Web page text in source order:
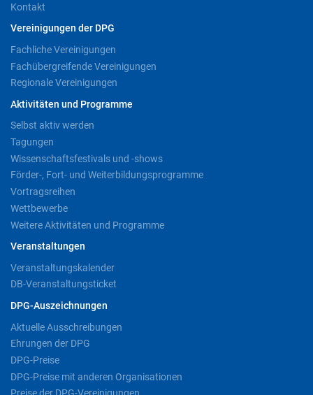
Kontakt
Vereinigungen der DPG
Fachliche Vereinigungen
Fachübergreifende Vereinigungen
Regionale Vereinigungen
Aktivitäten und Programme
Selbst aktiv werden
Tagungen
Wissenschaftsfestivals und -shows
Förder-, Fort- und Weiterbildungsprogramme
Vortragsreihen
Wettbewerbe
Weitere Aktivitäten und Programme
Veranstaltungen
Veranstaltungskalender
DB-Veranstaltungsticket
DPG-Auszeichnungen
Aktuelle Ausschreibungen
Ehrungen der DPG
DPG-Preise
DPG-Preise mit anderen Organisationen